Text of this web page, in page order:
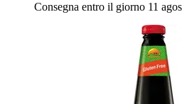
Consegna entro il giorno 11